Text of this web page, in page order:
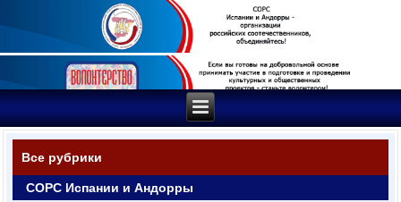
Все рубрики
СОРС Испании и Андорры